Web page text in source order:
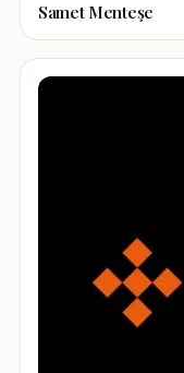
Samet Menteşe